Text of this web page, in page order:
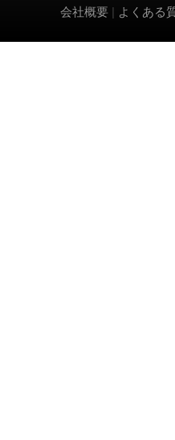
会社概要 | よくある